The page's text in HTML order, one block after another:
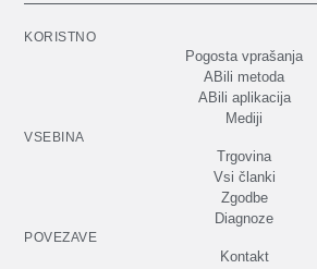
KORISTNO
Pogosta vprašanja
ABili metoda
ABili aplikacija
Mediji
VSEBINA
Trgovina
Vsi članki
Zgodbe
Diagnoze
POVEZAVE
Kontakt